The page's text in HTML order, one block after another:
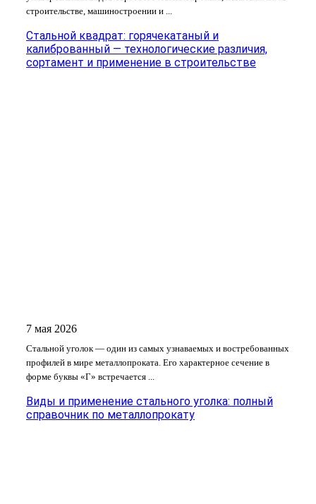
строительстве, машиностроении и ...
Стальной квадрат: горячекатаный и
калиброванный — технологические различия,
сортамент и применение в строительстве
7 мая 2026
Стальной уголок — один из самых узнаваемых и востребованных
профилей в мире металлопроката. Его характерное сечение в
форме буквы «Г» встречается ...
Виды и применение стального уголка: полный
справочник по металлопрокату